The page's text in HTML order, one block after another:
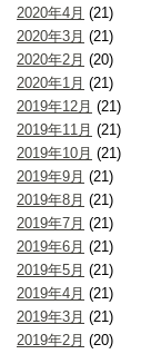
2020年4月 (21)
2020年3月 (21)
2020年2月 (20)
2020年1月 (21)
2019年12月 (21)
2019年11月 (21)
2019年10月 (21)
2019年9月 (21)
2019年8月 (21)
2019年7月 (21)
2019年6月 (21)
2019年5月 (21)
2019年4月 (21)
2019年3月 (21)
2019年2月 (20)